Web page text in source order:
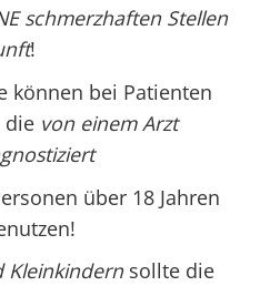
schmerzhaften Stellen
!
können bei Patienten
die von einem Arzt
über 18 Jahren
Kleinkindernsollte die